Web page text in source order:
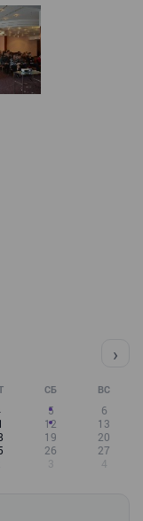
›
СБ ВС
5
6
12
13
19
20
26
27
3 4